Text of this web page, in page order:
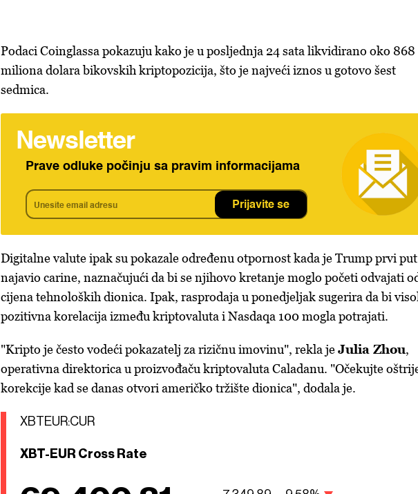
Podaci Coinglassa pokazuju kako je u posljednja 24 sata likvidirano oko 868
miliona dolara bikovskih kriptopozicija, što je najveći iznos u gotovo šest
sedmica.
Newsletter
Prave odluke počinju sa pravim informacijama
Prijavite se
Digitalne valute ipak su pokazale određenu otpornost kada je Trump prvi put
najavio carine, naznačujući da bi se njihovo kretanje moglo početi odvajati
cijena tehnoloških dionica. Ipak, rasprodaja u ponedjeljak sugerira da bi
pozitivna korelacija između kriptovaluta i Nasdaqa 100 mogla potrajati.
"Kripto je često vodeći pokazatelj za rizičnu imovinu", rekla jeJulia Zhou,
operativna direktorica u proizvođaču kriptovaluta Caladanu. "Očekujte
korekcije kad se danas otvori američko tržište dionica", dodala je.
XBTEUR:CUR
XBT-EUR Cross Rate